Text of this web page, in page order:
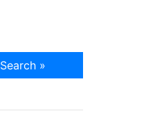
Search »